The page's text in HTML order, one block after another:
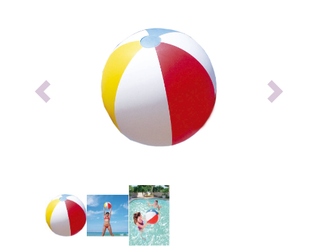
Previous Next